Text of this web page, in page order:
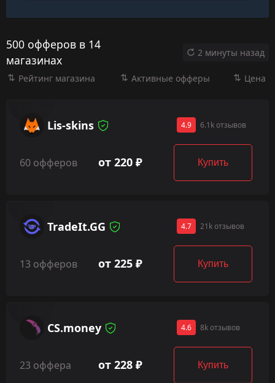
500 офферов в 14
магазинах
2 минуты назад
Рейтинг магазина Активные офферы Цена
Lis-skins 4.9 6.1k отзывов
60 офферов от 220 ₽ Купить
TradeIt.GG 4.7 21k отзывов
13 офферов от 225 ₽ Купить
CS.money 4.6 8k отзывов
23 оффера от 228 ₽ Купить